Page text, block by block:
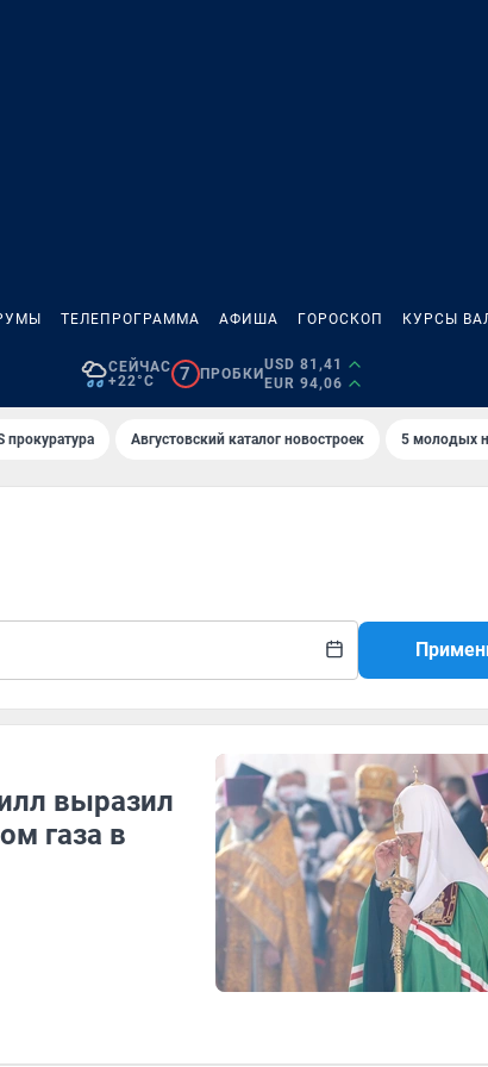
ТЕЛЕПРОГРАММА АФИША ГОРОСКОП КУРСЫ
СЕЙЧАС
+22°C
7 ПРОБКИ
USD 81,41
EUR 94,06
прокуратура Августовский каталог новостроек 5 молодых
выразил
газа в